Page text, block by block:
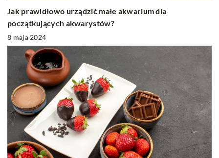
Jak prawidłowo urządzić małe akwarium dla
początkujących akwarystów?
8 maja 2024